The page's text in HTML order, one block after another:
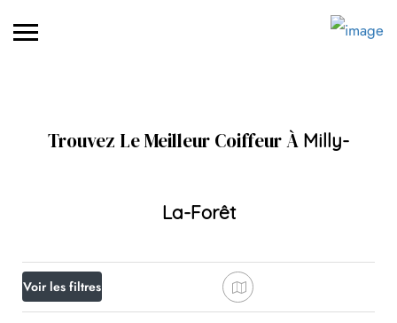
Trouvez Le Meilleur Coiffeur À Milly-
La-Forêt
Voir les filtres